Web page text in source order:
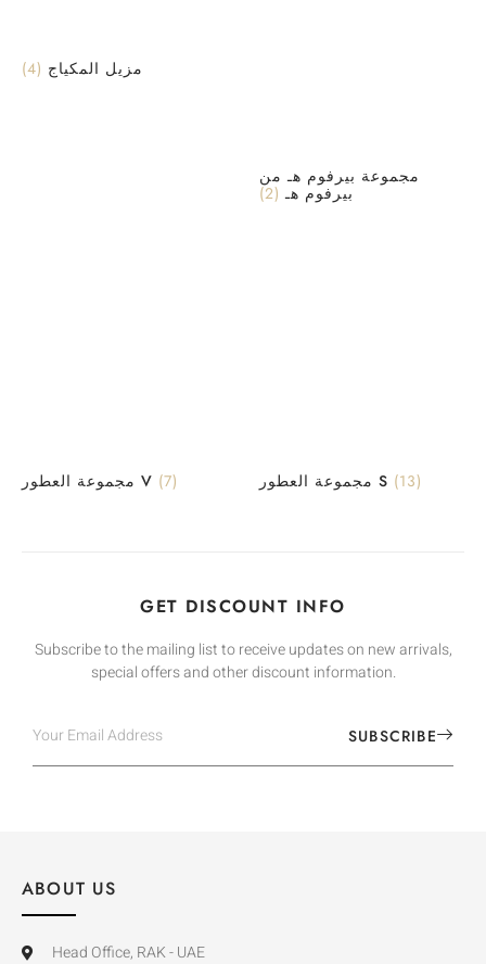
مزيل المكياج (4)
مجموعة بيرفوم هـ من
بيرفوم هـ (2)
مجموعة العطور V (7) مجموعة العطور S (13)
GET DISCOUNT INFO
Subscribe to the mailing list to receive updates on new arrivals,
special offers and other discount information.
SUBSCRIBE
ABOUT US
Head Office, RAK - UAE